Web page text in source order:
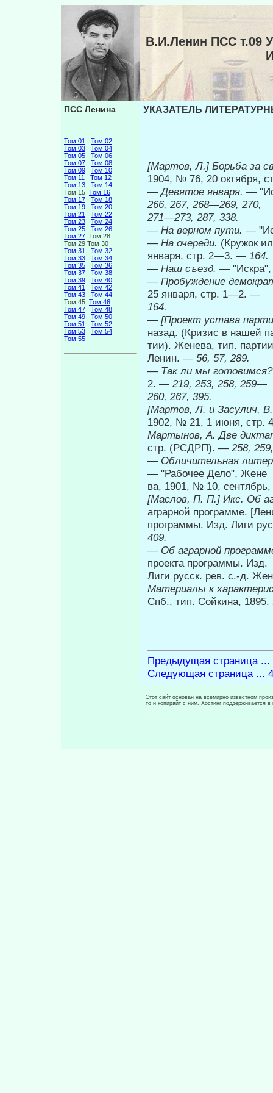
В.И.Ленин ПСС т.09
ПСС Ленина
Том 01
Том 02
Том 03
Том 04
Том 05
Том 06
Том 07
Том 08
Том 09
Том 10
Том 11
Том 12
Том 13
Том 14
Том 15 Том 16
Том 17
Том 18
Том 19
Том 20
Том 21
Том 22
Том 23
Том 24
Том 25
Том 26
Том 27 Том 28
Том 29 Том 30
Том 31
Том 32
Том 33
Том 34
Том 35
Том 36
Том 37
Том 38
Том 39
Том 40
Том 41
Том 42
Том 43
Том 44
Том 45 Том 46
Том 47
Том 48
Том 49
Том 50
Том 51
Том 52
Том 53
Том 54
Том 55
УКАЗАТЕЛЬ
[Мартов, Л.] Борьба за
1904, № 76, 20 октября,
—Девятое января. —
266, 267, 268—269, 270,
271—273, 287, 338.
— На верном пути. —
— На очереди. (Кружок
января, стр. 2—3. — 164.
— Наш съезд. —
— Пробуждение
25 января, стр. 1—2. —
164.
— [Проект устава
назад. (Кризис в нашей
тии). Женева, тип.
Ленин. — 56, 57, 289.
— Так ли мы
2. — 219, 253, 258, 259—
260, 267, 395.
[Мартов, Л. и Засулич,
1902, № 21, 1 июня, стр.
Мартынов, А. Две
стр. (РСДРП). — 258,
— Обличительная
— "Рабочее Дело", Жене­
ва, 1901, № 10,
[Маслов, П. П.] Икс. Об
аграрной программе.
программы. Изд. Лиги
409.
— Об аграрной
проекта программы. Изд.
Лиги русск. рев. с.-д.
Материалы к
Спб., тип. Сойкина,
Предыдущая страница ...
Следующая страница ...
Этот сайт основан на всемирно известном
то и копирайт с ним. Хостинг поддерживается